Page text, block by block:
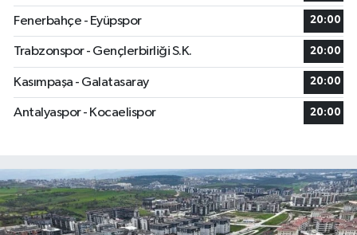
Fenerbahçe - Eyüpspor 20:00
Trabzonspor - Gençlerbirliği S.K. 20:00
Kasımpaşa - Galatasaray 20:00
Antalyaspor - Kocaelispor 20:00